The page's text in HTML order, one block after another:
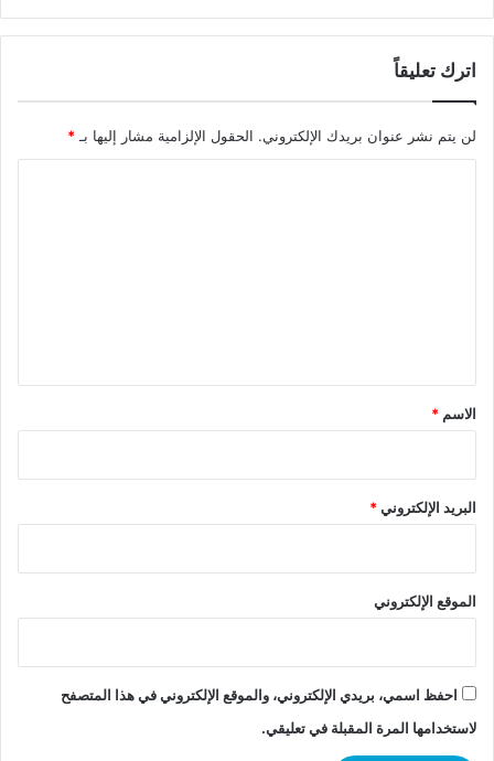
اترك تعليقاً
لن يتم نشر عنوان بريدك الإلكتروني. الحقول الإلزامية مشار إليها بـ *
*
الاسم *
البريد الإلكتروني*
الموقع الإلكتروني
احفظ اسمي، بريدي الإلكتروني، والموقع الإلكتروني في هذا المتصفح
لاستخدامها المرة المقبلة في تعليقي.